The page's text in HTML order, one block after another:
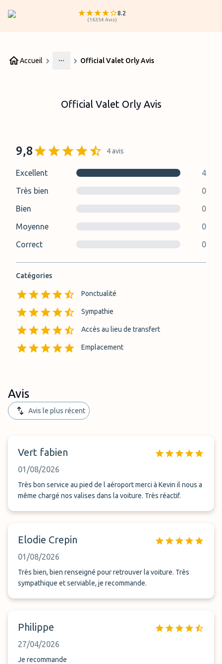
8.2
(16354 Avis)
Accueil
More
Official Valet Orly Avis
Official Valet Orly Avis
9,8 4avis
Excellent
4
Très bien
0
Bien
0
Moyenne
0
Correct
0
Catégories
Ponctualité
Sympathie
Accès au lieu de transfert
Emplacement
Avis
Avis le plus récent
Vert fabien
01/08/2026
Très bon service au pied de l aéroport merci à Kevin il nous a
même chargé nos valises dans la voiture. Très réactif.
Elodie Crepin
01/08/2026
Très bien, bien renseigné pour retrouver la voiture. Très
sympathique et serviable, je recommande.
Philippe
27/04/2026
Je recommande